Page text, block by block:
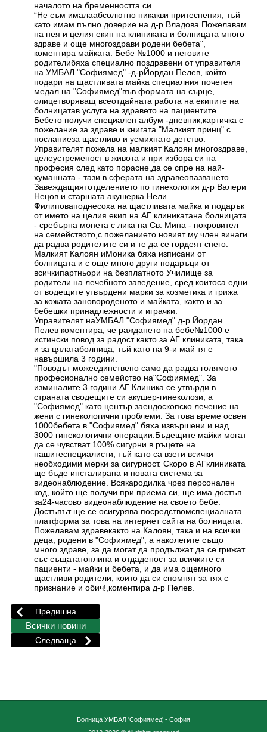
началото на бременността си.
“Не съм ималаабсолютно никакви притеснения, тъй
като имам пълно доверие на д-р Владова.Пожелавам
на нея и целия екип на клиниката и болницата много
здраве и още многоздрави родени бебета",
коментира майката. Бебе №1000 и неговите
родителибяха специално поздравени от управителя
на УМБАЛ "Софиямед" -д-рЙордан Пелев, който
подари на щастливата майка специалния почетен
медал на "Софиямед"във формата на сърце,
олицетворяващ всеотдайната работа на екипите на
болницатав услуга на здравето на пациентите.
Бебето получи специален албум -дневник,картичка с
пожелание за здраве и книгата "Малкият принц" с
посланиеза щастливо и усмихнато детство.
Управителят пожела на малкият Калоян многоздраве,
целеустременост в живота и при избора си на
професия след като порасне,да се спре на най-
хуманната - тази в сферата на здравеопазването.
Завеждащиятотделението по гинекология д-р Валери
Нецов и старшата акушерка Нели
Филиповаподнесоха на щастливата майка и подарък
от името на целия екип на АГ клиникатана болницата
- сребърна монета с лика на Св. Мина - покровител
на семейството,с пожеланието новият му член винаги
да радва родителите си и те да се гордеят снего.
Малкият Калоян иМоника бяха изписани от
болницата и с още много други подаръци от
всичкипартньори на безплатното Училище за
родители на лечебното заведение, сред коитоса едни
от водещите утвърдени марки за козметика и грижа
за кожата зановороденото и майката, както и за
бебешки принадлежности и играчки.
Управителят наУМБАЛ "Софиямед" д-р Йордан
Пелев коментира, че раждането на бебе№1000 е
истински повод за радост както за АГ клиниката, така
и за цялатаболница, тъй като на 9-и май тя е
навършила 3 години.
"Поводът можеединствено само да радва голямото
професионално семейство на"Софиямед". За
изминалите 3 години АГ Клиника се утвърди в
страната сводещите си акушер-гинеколози, а
"Софиямед" като център заендоскопско лечение на
жени с гинекологични проблеми. За това време освен
1000бебета в "Софиямед" бяха извършени и над
3000 гинекологични операции.Бъдещите майки могат
да се чувстват 100% сигурни в ръцете на
нашитеспециалисти, тъй като са взети всички
необходими мерки за сигурност. Скоро в АГклиниката
ще бъде инсталирана и новата система за
видеонаблюдение. Всякародилка чрез персонален
код, който ще получи при приема си, ще има достъп
за24-часово видеонаблюдение на своето бебе.
Достъпът ще се осигурява посредствомспециалната
платформа за това на интернет сайта на болницата.
Пожелавам здравекакто на Калоян, така и на всички
деца, родени в "Софиямед", а наколегите също
много здраве, за да могат да продължат да се грижат
със същататоплина и отдаденост за всичките си
пациенти - майки и бебета, и да има ощемного
щастливи родители, които да си спомнят за тях с
признание и обич!,коментира д-р Пелев.
Болница УМБАЛ 'Софиямед' - София